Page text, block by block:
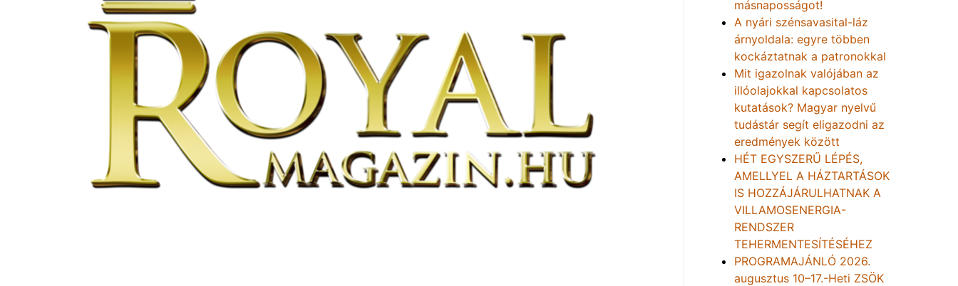
másnaposságot!
A nyári szénsavasital-láz
árnyoldala: egyre többen
kockáztatnak a patronokkal
Mit igazolnak valójában az
illóolajokkal kapcsolatos
kutatások? Magyar nyelvű
tudástár segít eligazodni az
eredmények között
HÉT EGYSZERŰ LÉPÉS,
AMELLYEL A HÁZTARTÁSOK
IS HOZZÁJÁRULHATNAK A
VILLAMOSENERGIA-
RENDSZER
TEHERMENTESÍTÉSÉHEZ
PROGRAMAJÁNLÓ 2026.
augusztus 10–17.-Heti ZSÖK